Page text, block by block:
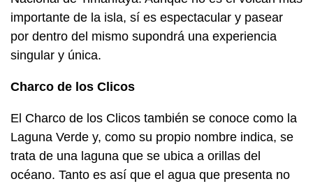
importante de la isla, sí es espectacular y pasear
por dentro del mismo supondrá una experiencia
singular y única.
Charco de los Clicos
El Charco de los Clicos también se conoce como la
Laguna Verde y, como su propio nombre indica, se
trata de una laguna que se ubica a orillas del
océano. Tanto es así que el agua que presenta no